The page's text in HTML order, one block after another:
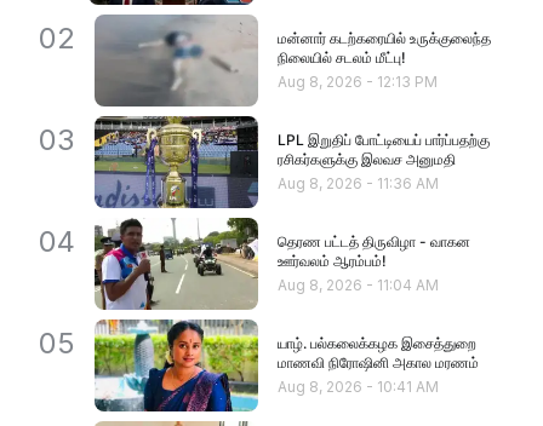
02
மன்னார் கடற்கரையில் உருக்குலைந்த
நிலையில் சடலம் மீட்பு!
Aug 8, 2026 - 12:13 PM
03
LPL இறுதிப் போட்டியைப் பார்ப்பதற்கு
ரசிகர்களுக்கு இலவச அனுமதி
Aug 8, 2026 - 11:36 AM
04
தெரண பட்டத் திருவிழா - வாகன
ஊர்வலம் ஆரம்பம்!
Aug 8, 2026 - 11:04 AM
05
யாழ். பல்கலைக்கழக இசைத்துறை
மாணவி நிரோஷினி அகால மரணம்
Aug 8, 2026 - 10:41 AM